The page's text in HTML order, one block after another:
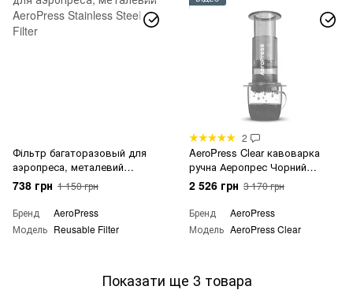
Фільтр багаторазовый для
аэропреса, металевий
AeroPress Stainless Steel Filter
738 грн 1 150 грн
Бренд
AeroPress
Модель Reusable Filter
2
AeroPress Clear кавоварка
ручна Аеропрес Чорний
прозорий
2 526 грн 3 170 грн
Бренд
AeroPress
Модель AeroPress Clear
Показати ще 3 товара